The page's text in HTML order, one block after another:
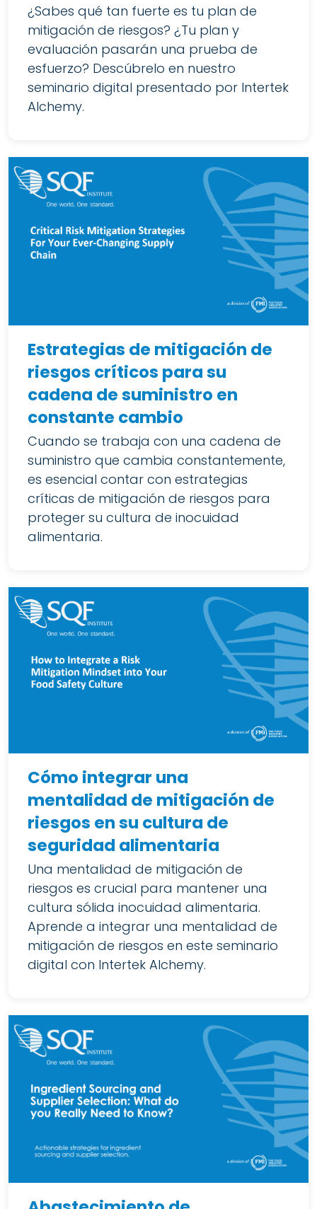
¿Sabes qué tan fuerte es tu plan de
mitigación de riesgos? ¿Tu plan y
evaluación pasarán una prueba de
esfuerzo? Descúbrelo en nuestro
seminario digital presentado por Intertek
Alchemy.
Estrategias de mitigación de
riesgos críticos para su
cadena de suministro en
constante cambio
Cuando se trabaja con una cadena de
suministro que cambia constantemente,
es esencial contar con estrategias
críticas de mitigación de riesgos para
proteger su cultura de inocuidad
alimentaria.
Cómo integrar una
mentalidad de mitigación de
riesgos en su cultura de
seguridad alimentaria
Una mentalidad de mitigación de
riesgos es crucial para mantener una
cultura sólida inocuidad alimentaria.
Aprende a integrar una mentalidad de
mitigación de riesgos en este seminario
digital con Intertek Alchemy.